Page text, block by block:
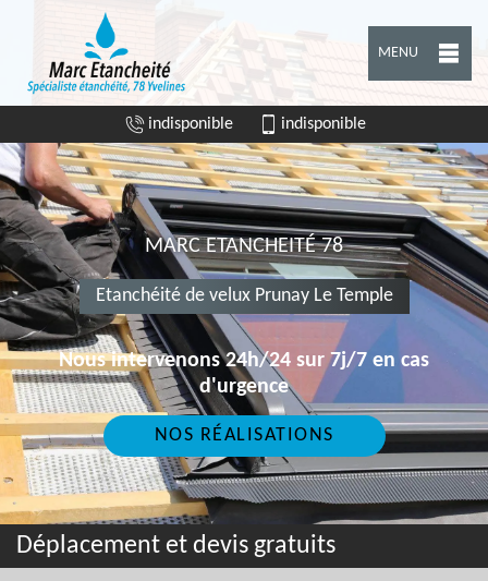
MENU
indisponible indisponible
MARC ETANCHEITÉ 78
Etanchéité de velux Prunay Le Temple
Nous intervenons 24h/24 sur 7j/7 en cas
d'urgence
NOS RÉALISATIONS
Déplacement et devis gratuits